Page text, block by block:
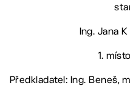
Ing. Jana
1.
Předkladatel: Ing. Beneš,